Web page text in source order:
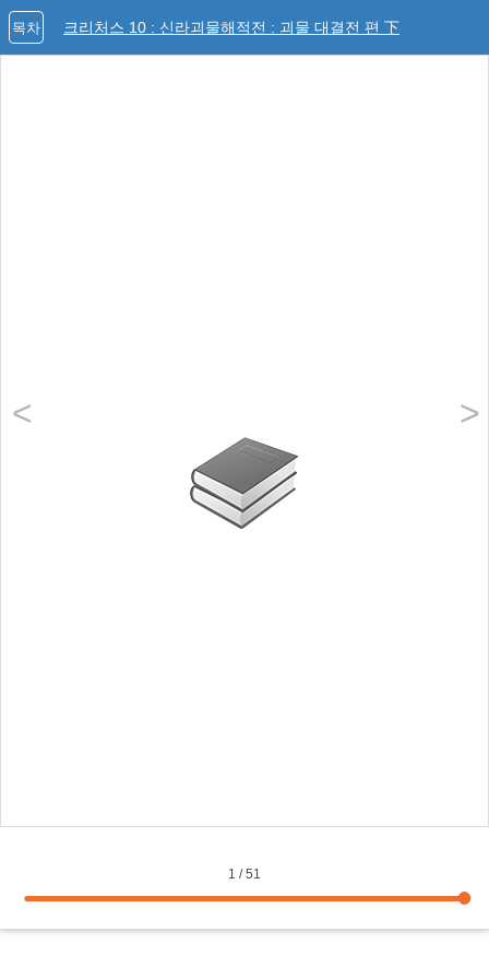
크리처스 10 : 신라괴물해적전 : 괴물 대결전 편 下
목차
< >
1 /51